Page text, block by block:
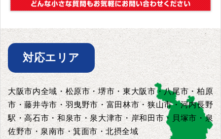
対応エリア
大阪市内全域・松原市・堺市・東大阪市・八尾市・柏原
市・藤井寺市・羽曳野市・富田林市・狭山市・河内長野
駅・高石市・和泉市・泉大津市・岸和田市・貝塚市・泉
佐野市・泉南市・箕面市・北摂全域